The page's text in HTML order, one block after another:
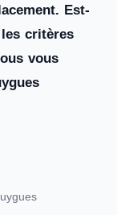
Est-
critères
vous